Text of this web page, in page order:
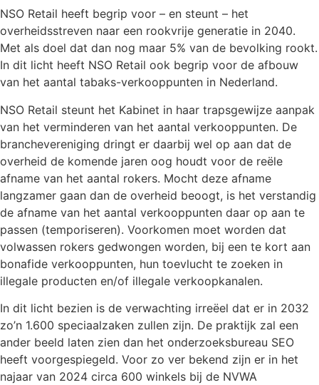
NSO Retail heeft begrip voor – en steunt – het
overheidsstreven naar een rookvrije generatie in 2040.
Met als doel dat dan nog maar 5% van de bevolking rookt.
In dit licht heeft NSO Retail ook begrip voor de afbouw
van het aantal tabaks-verkooppunten in Nederland.
NSO Retail steunt het Kabinet in haar trapsgewijze aanpak
van het verminderen van het aantal verkooppunten. De
branchevereniging dringt er daarbij wel op aan dat de
overheid de komende jaren oog houdt voor de reële
afname van het aantal rokers. Mocht deze afname
langzamer gaan dan de overheid beoogt, is het verstandig
de afname van het aantal verkooppunten daar op aan te
passen (temporiseren). Voorkomen moet worden dat
volwassen rokers gedwongen worden, bij een te kort aan
bonafide verkooppunten, hun toevlucht te zoeken in
illegale producten en/of illegale verkoopkanalen.
In dit licht bezien is de verwachting irreëel dat er in 2032
zo’n 1.600 speciaalzaken zullen zijn. De praktijk zal een
ander beeld laten zien dan het onderzoeksbureau SEO
heeft voorgespiegeld. Voor zo ver bekend zijn er in het
najaar van 2024 circa 600 winkels bij de NVWA